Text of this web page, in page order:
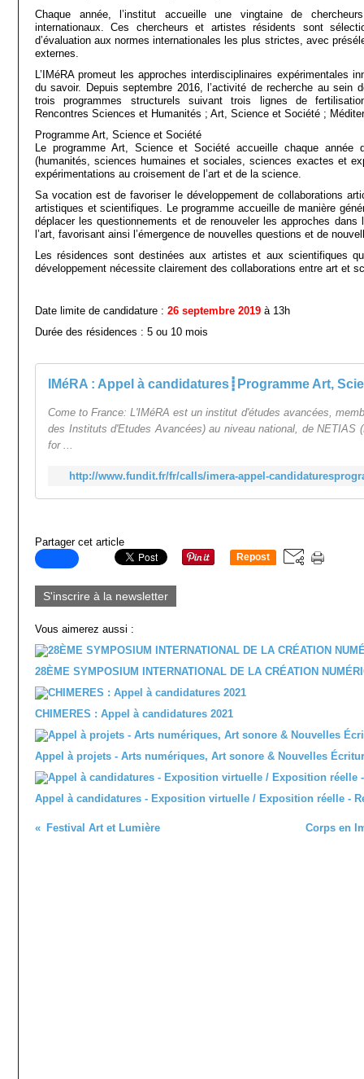
Chaque année, l’institut accueille une vingtaine de
internationaux. Ces chercheurs et artistes résidents sont
d’évaluation aux normes internationales les plus strictes, avec
externes.
L’IMéRA promeut les approches interdisciplinaires expérimentales
du savoir. Depuis septembre 2016, l’activité de recherche au sein
trois programmes structurels suivant trois lignes de
Rencontres Sciences et Humanités ; Art, Science et Société ;
Programme Art, Science et Société
Le programme Art, Science et Société accueille chaque année
(humanités, sciences humaines et sociales, sciences exactes et
expérimentations au croisement de l’art et de la science.
Sa vocation est de favoriser le développement de collaborations
artistiques et scientifiques. Le programme accueille de manière
déplacer les questionnements et de renouveler les approches
l’art, favorisant ainsi l’émergence de nouvelles questions et de
Les résidences sont destinées aux artistes et aux scientifiques
développement nécessite clairement des collaborations entre art et
Date limite de candidature : 26 septembre 2019 à 13h
Durée des résidences : 5 ou 10 mois
IMéRA : Appel à candidatures┋Programme Art,
Come to France: L'IMéRA est un institut d'études avancées,
des Instituts d'Etudes Avancées) au niveau national, de NETIAS
for ...
http://www.fundit.fr/fr/calls/imera-appel-
Partager cet article
Repost
S'inscrire à la newsletter
Vous aimerez aussi :
28ÈME SYMPOSIUM INTERNATIONAL DE LA CRÉATION
CHIMERES : Appel à candidatures 2021
Appel à projets - Arts numériques, Art sonore & Nouvelles
Appel à candidatures - Exposition virtuelle / Exposition réelle -
Festival Art et Lumière Corps en